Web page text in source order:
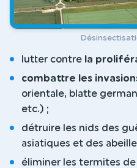
lutter contre la
combattre les
orientale, blatte
etc.) ;
détruire les nids des
asiatiques et des
éliminer les termites